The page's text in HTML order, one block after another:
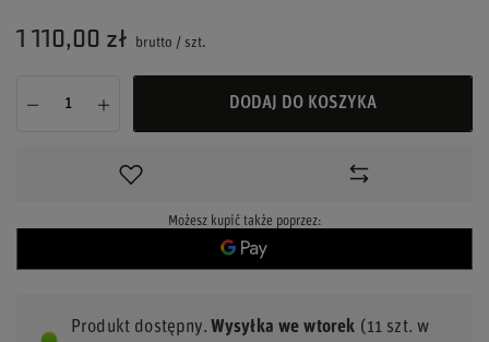
1 110,00 zł brutto / szt.
DODAJ DO KOSZYKA
Możesz kupić także poprzez:
Produkt dostępny Wysyłkawe wtorek (11 szt. w